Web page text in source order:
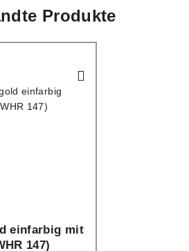
Produkte
einfarbig mit
147)